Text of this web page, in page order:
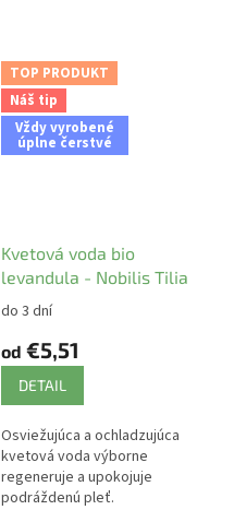
TOP PRODUKT
Náš tip
Vždy vyrobené
úplne čerstvé
Kvetová voda bio
levandula - Nobilis Tilia
do 3 dní
od €5,51
DETAIL
Osviežujúca a ochladzujúca
kvetová voda výborne
regeneruje a upokojuje
podráždenú pleť.